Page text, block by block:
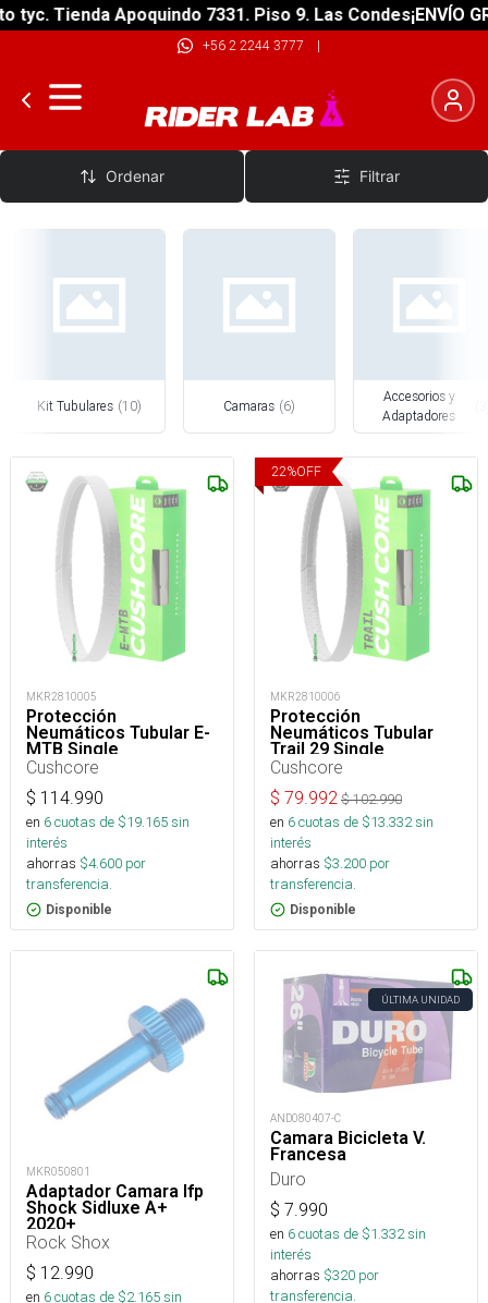
Tienda Apoquindo 7331. Piso 9. Las Condes¡ENVÍO
+56 2 2244 3777 |
Cámaras, Tubeless y Accesorios
Ordenar Filtrar
Kit Tubulares (10) Camaras (6)
Accesorios y
Adaptadores
MKR2810005
Protección
Neumáticos Tubular E-
MTB Single
Cushcore
$ 114.990
en 6cuotas de $19.165sin
interés
ahorras $4.600 por
transferencia.
Disponible
22%OFF
MKR2810006
Protección
Neumáticos Tubular
Trail 29 Single
Cushcore
$ 79.992 $102.990
en 6cuotas de $13.332sin
interés
ahorras $3.200 por
transferencia.
Disponible
MKR050801
Adaptador Camara Ifp
Shock Sidluxe A+
2020+
Rock Shox
$ 12.990
en 6cuotas de $2.165sin
ÚLTIMA UNIDAD
AND080407-C
Camara Bicicleta V.
Francesa
Duro
$ 7.990
en 6cuotas de $1.332sin
interés
ahorras $320 por
transferencia.